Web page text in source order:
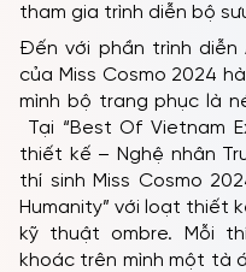
tham gia trình diễn bộ
Đến với phần trình diễn
của Miss Cosmo 2024
mình bộ trang phục là
Tại “Best Of Vietnam
thiết kế – Nghệ nhân
thí sinh Miss Cosmo
Humanity” với loạt thiết
kỹ thuật ombre. Mỗi
khoác trên mình một tà